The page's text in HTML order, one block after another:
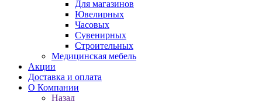
Для магазинов
Ювелирных
Часовых
Сувенирных
Строительных
Медицинская мебель
Акции
Доставка и оплата
О Компании
Назад